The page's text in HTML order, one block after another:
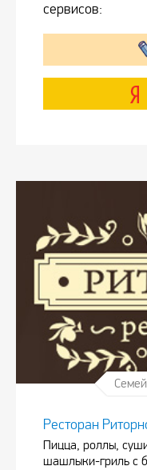
сервисов:
Ресторан
Пицца, роллы,
шашлыки-гриль с